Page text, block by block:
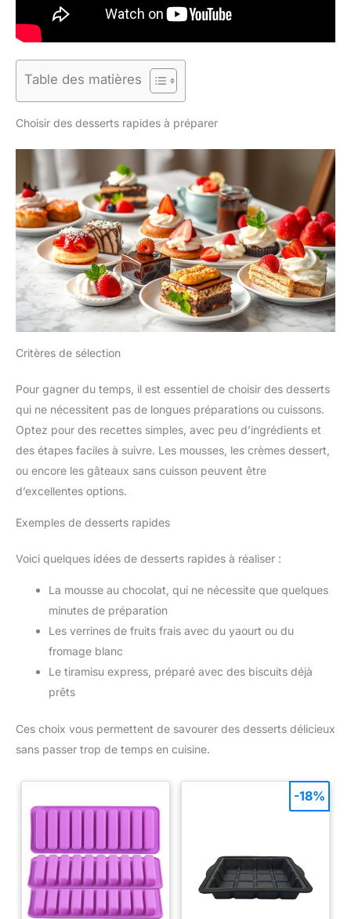
Table des matières
Choisir des desserts rapides à préparer
Critères de sélection
Pour gagner du temps, il est essentiel de choisir des desserts
qui ne nécessitent pas de longues préparations ou cuissons.
Optez pour des recettes simples, avec peu d’ingrédients et
des étapes faciles à suivre. Les mousses, les crèmes dessert,
ou encore les gâteaux sans cuisson peuvent être
d’excellentes options.
Exemples de desserts rapides
Voici quelques idées de desserts rapides à réaliser :
La mousse au chocolat, qui ne nécessite que quelques
minutes de préparation
Les verrines de fruits frais avec du yaourt ou du
fromage blanc
Le tiramisu express, préparé avec des biscuits déjà
prêts
Ces choix vous permettent de savourer des desserts délicieux
sans passer trop de temps en cuisine.
-18%